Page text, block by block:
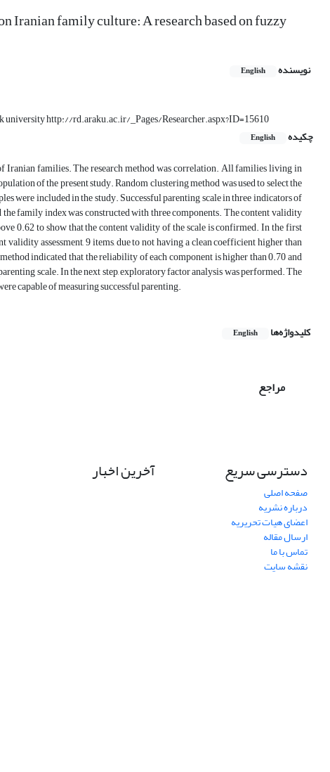
Iranian family culture: A research based on fuzzy
نویسنده English
university http://rd.araku.ac.ir/_Pages/Researcher.aspx?ID=15610
چکیده
English
Iranian families. The research method was correlation. All families living in
of the present study. Random clustering method was used to select the
were included in the study. Successful parenting scale in three indicators of
family index was constructed with three components. The content validity
0.62 to show that the content validity of the scale is confirmed. In the first
assessment, 9 items, due to not having a clean coefficient higher than
indicated that the reliability of each component is higher than 0.70 and
scale. In the next step, exploratory factor analysis was performed. The
capable of measuring successful parenting.
کلیدواژه‌ها English
مراجع
دسترسی سریع
صفحه اصلی
درباره نشریه
اعضای هیات تحریریه
ارسال مقاله
تماس با ما
نقشه سایت
آخرین اخبار